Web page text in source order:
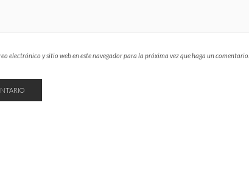
electrónico y sitio web en este navegador para la próxima vez que haga un comentario.